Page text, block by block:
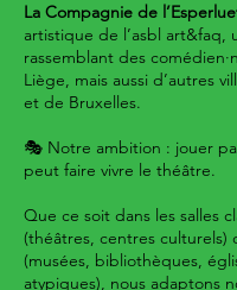
La Compagnie de
artistique de l’asbl art&faq,
rassemblant des
Liège, mais aussi d’autres
et de Bruxelles.
🎭 Notre ambition : jouer
peut faire vivre le théâtre.
Que ce soit dans les salles
(théâtres, centres culturels)
(musées, bibliothèques,
atypiques), nous adaptons